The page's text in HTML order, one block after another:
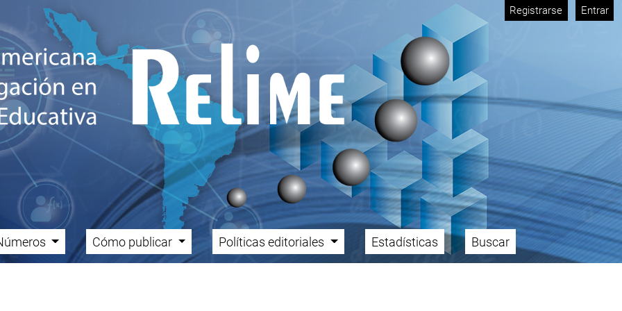
Registrarse Entrar
Cómo publicar Políticas editoriales Estadísticas Buscar